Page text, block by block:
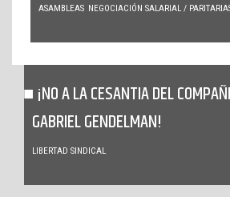
ASAMBLEAS NEGOCIACIÓN SALARIAL /
¡NO A LA CESANTIA DEL
GABRIEL GENDELMAN!
LIBERTAD SINDICAL